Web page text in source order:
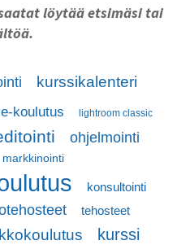
löytää etsimäsi tai
kurssikalenteri
koulutus lightroom classic
ohjelmointi
markkinointi
konsultointi
tehosteet
kurssi